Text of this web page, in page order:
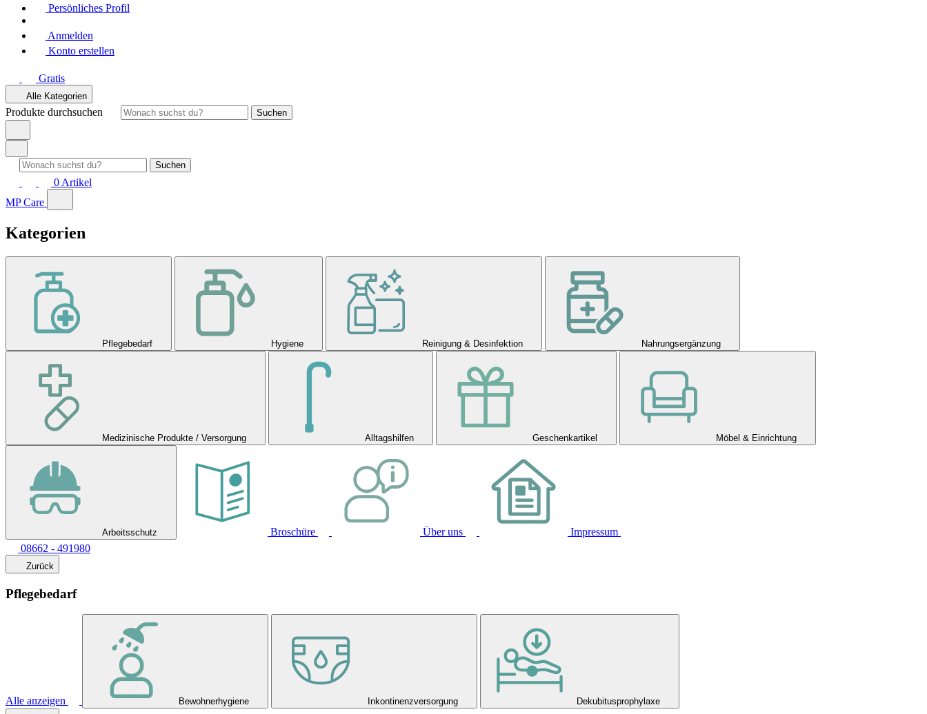
Persönliches Profil
Anmelden
Konto erstellen
Gratis
Alle Kategorien
Produkte durchsuchen Suchen
Suchen
0 Artikel
MP Care
Kategorien
Pflegebedarf Hygiene Reinigung & Desinfektion Nahrungsergänzung
Medizinische Produkte / Versorgung Alltagshilfen Geschenkartikel Möbel & Einrichtung
Arbeitsschutz Broschüre Über uns
Impressum
08662 - 491980
Zurück
Pflegebedarf
Alle anzeigen Bewohnerhygiene Inkontinenzversorgung
Dekubitusprophylaxe